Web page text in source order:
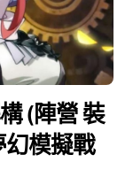
(陣營 裝
幻模擬戰